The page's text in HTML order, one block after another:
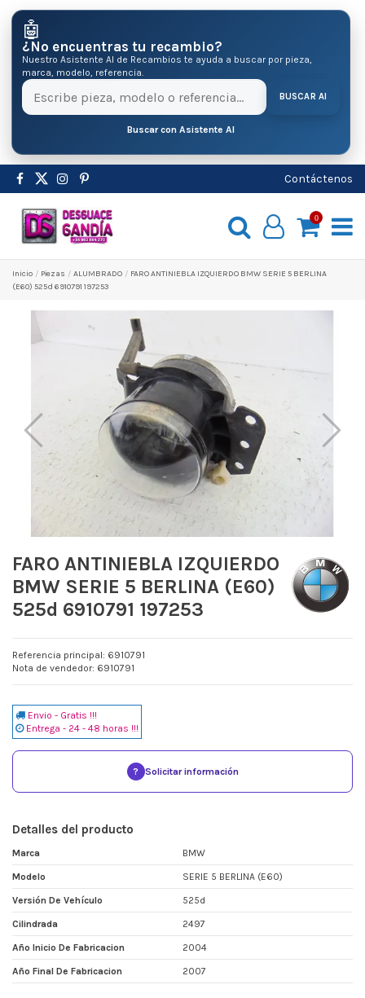
🤖
¿No encuentras tu recambio?
Nuestro Asistente AI de Recambios te ayuda a buscar por pieza,
marca, modelo, referencia.
BUSCAR AI
Buscar con Asistente AI
Contáctenos
0
Inicio Pіezas ALUMBRADO
FARO ANTINIEBLA IZQUIERDO BMW SERIE 5 BERLINA
(E60) 525d 6910791 197253
FARO ANTINIEBLA IZQUIERDO
BMW SERIE 5 BERLINA (E60)
525d 6910791 197253
Referencia principal: 6910791
Nota de vendedor: 6910791
Envio - Gratis !!!
Entrega - 24 - 48 horas !!!
? Solicitar información
Detalles del producto
Marca BMW
Modelo SERIE 5 BERLINA (E60)
Versión De Vehículo 525d
Cilindrada 2497
Año Inicio De Fabricacion 2004
Año Final De Fabricacion 2007